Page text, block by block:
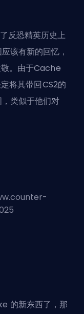
反恐精英历史上
该有新的回忆，
。由于Cache
将其带回CS2的
类似于他们对
的新东西了，那